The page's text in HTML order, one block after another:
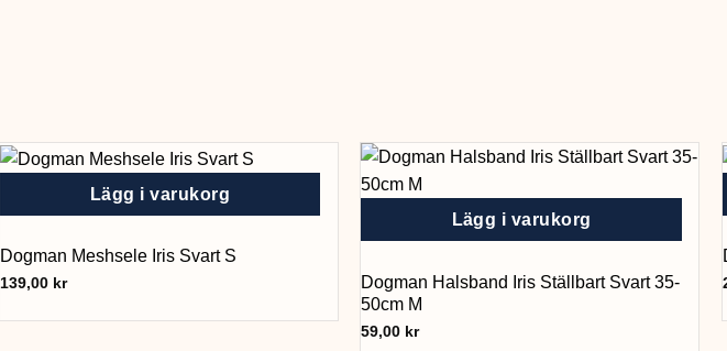
Lägg i varukorg
Dogman Meshsele Iris Svart S
139,00 kr
Lägg i varukorg
Dogman Halsband Iris Ställbart Svart 35-
50cm M
59,00 kr